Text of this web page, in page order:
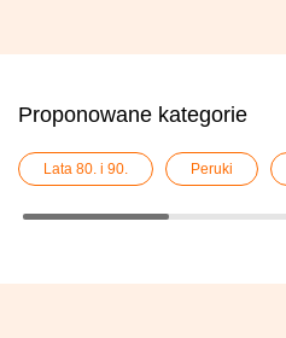
Proponowane kategorie
Lata 80. i 90. Peruki